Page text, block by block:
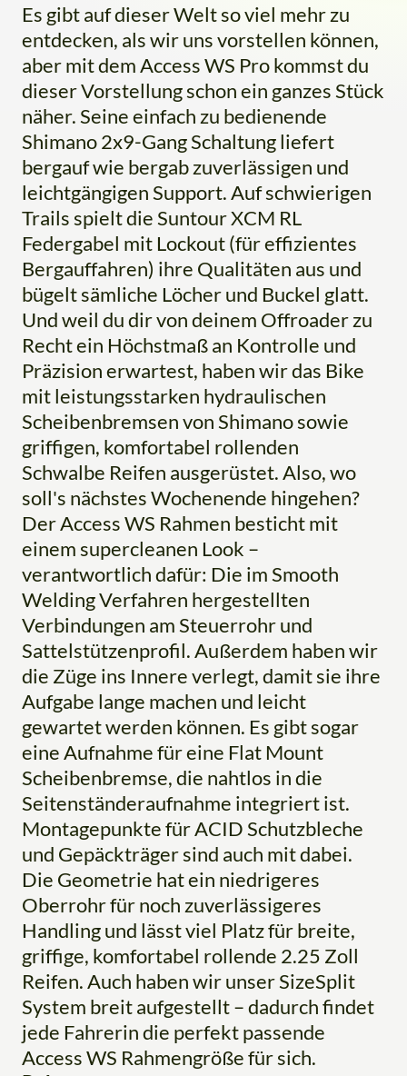
Es gibt auf dieser Welt so viel mehr zu
entdecken, als wir uns vorstellen können,
aber mit dem Access WS Pro kommst du
dieser Vorstellung schon ein ganzes Stück
näher. Seine einfach zu bedienende
Shimano 2x9-Gang Schaltung liefert
bergauf wie bergab zuverlässigen und
leichtgängigen Support. Auf schwierigen
Trails spielt die Suntour XCM RL
Federgabel mit Lockout (für effizientes
Bergauffahren) ihre Qualitäten aus und
bügelt sämliche Löcher und Buckel glatt.
Und weil du dir von deinem Offroader zu
Recht ein Höchstmaß an Kontrolle und
Präzision erwartest, haben wir das Bike
mit leistungsstarken hydraulischen
Scheibenbremsen von Shimano sowie
griffigen, komfortabel rollenden
Schwalbe Reifen ausgerüstet. Also, wo
soll's nächstes Wochenende hingehen?
Der Access WS Rahmen besticht mit
einem supercleanen Look –
verantwortlich dafür: Die im Smooth
Welding Verfahren hergestellten
Verbindungen am Steuerrohr und
Sattelstützenprofil. Außerdem haben wir
die Züge ins Innere verlegt, damit sie ihre
Aufgabe lange machen und leicht
gewartet werden können. Es gibt sogar
eine Aufnahme für eine Flat Mount
Scheibenbremse, die nahtlos in die
Seitenständeraufnahme integriert ist.
Montagepunkte für ACID Schutzbleche
und Gepäckträger sind auch mit dabei.
Die Geometrie hat ein niedrigeres
Oberrohr für noch zuverlässigeres
Handling und lässt viel Platz für breite,
griffige, komfortabel rollende 2.25 Zoll
Reifen. Auch haben wir unser SizeSplit
System breit aufgestellt – dadurch findet
jede Fahrerin die perfekt passende
Access WS Rahmengröße für sich.